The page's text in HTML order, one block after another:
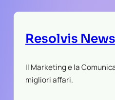
Resolvis News
Il Marketing e la
migliori affari.